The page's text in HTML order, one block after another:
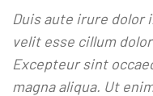
Duis aute irure dolor
velit esse cillum
Excepteur sint
magna aliqua. Ut